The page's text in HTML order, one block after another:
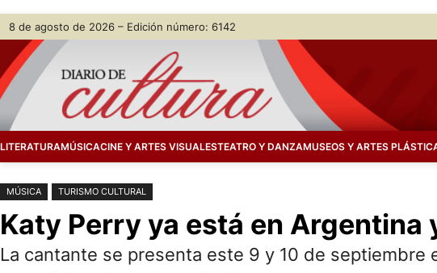
Saltar
contenido
Skip
content
8 de agosto de 2026 – Edición número: 6142
LITERATURAMÚSICACINE Y ARTES VISUALESTEATRO Y DANZAMUSEOS Y ARTES
MÚSICA TURISMO CULTURAL
Katy Perry ya está en
La cantante se presenta este 9 y 10 de